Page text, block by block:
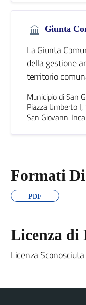
Giunta
La Giunta
della gestione
territorio
Municipio di San
Piazza Umberto I,
San Giovanni
Formati
PDF
Licenza di
Licenza Sconosciuta